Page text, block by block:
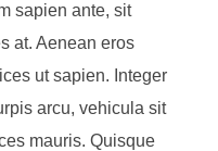
sapien ante, sit
at. Aenean eros
ut sapien. Integer
arcu, vehicula sit
mauris. Quisque